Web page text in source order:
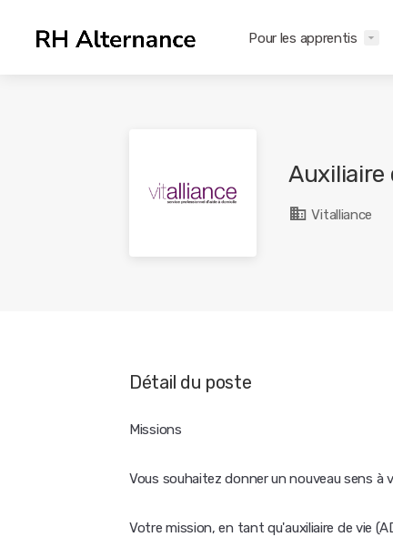
Pour les apprentis
Auxiliaire
Vitalliance
Détail du poste
Missions
Vous souhaitez donner un nouveau sens à
Votre mission, en tant qu'auxiliaire de vie